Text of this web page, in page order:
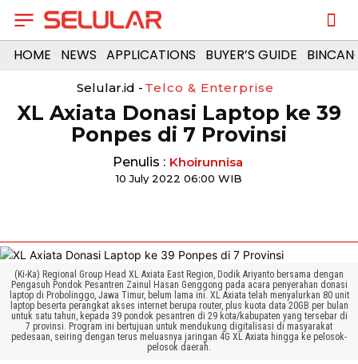
HOME NEWS APPLICATIONS BUYER’S GUIDE
Selular.id - Telco & Enterprise
XL Axiata Donasi Laptop ke 39
Ponpes di 7 Provinsi
Penulis : Khoirunnisa
10 July 2022 06:00 WIB
(Ki-Ka) Regional Group Head XL Axiata East Region, Dodik Ariyanto bersama dengan
Pengasuh Pondok Pesantren Zainul Hasan Genggong pada acara penyerahan donasi
laptop di Probolinggo, Jawa Timur, belum lama ini. XL Axiata telah menyalurkan 80 unit
laptop beserta perangkat akses internet berupa router, plus kuota data 20GB per bulan
untuk satu tahun, kepada 39 pondok pesantren di 29 kota/kabupaten yang tersebar di
7 provinsi. Program ini bertujuan untuk mendukung digitalisasi di masyarakat
pedesaan, seiring dengan terus meluasnya jaringan 4G XL Axiata hingga ke pelosok-
pelosok daerah.